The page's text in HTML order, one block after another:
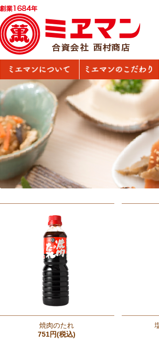
ミエマンについて 「おいしい」の秘密
焼肉のたれ
751円(税込)